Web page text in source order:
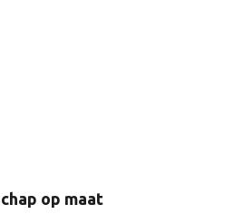
op maat